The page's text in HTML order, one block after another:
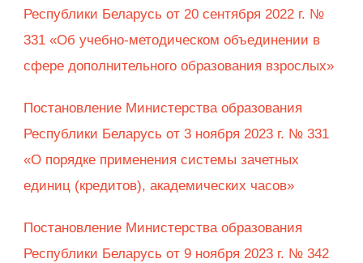
Республики Беларусь от 20 сентября 2022 г. №
331 «Об учебно-методическом объединении в
сфере дополнительного образования взрослых»
Постановление Министерства образования
Республики Беларусь от 3 ноября 2023 г. № 331
«О порядке применения системы зачетных
единиц (кредитов), академических часов»
Постановление Министерства образования
Республики Беларусь от 9 ноября 2023 г. № 342